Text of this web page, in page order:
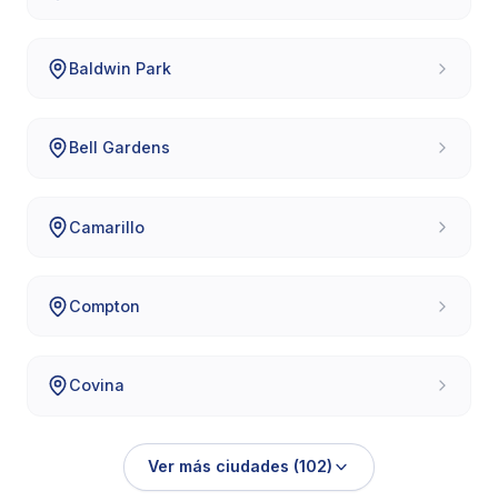
Baldwin Park
Bell Gardens
Camarillo
Compton
Covina
Ver más ciudades (102)